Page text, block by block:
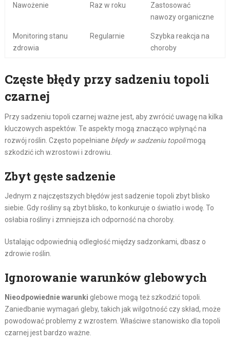
Nawożenie Raz w roku
Zastosować
nawozy organiczne
Monitoring stanu
zdrowia
Regularnie
Szybka reakcja na
choroby
Częste błędy przy sadzeniu topoli
czarnej
Przy sadzeniu topoli czarnej ważne jest, aby zwrócić uwagę na kilka
kluczowych aspektów. Te aspekty mogą znacząco wpłynąć na
rozwój roślin. Często popełniane błędy w sadzeniu topolimogą
szkodzić ich wzrostowi i zdrowiu.
Zbyt gęste sadzenie
Jednym z najczęstszych błędów jest sadzenie topoli zbyt blisko
siebie. Gdy rośliny są zbyt blisko, to konkuruje o światło i wodę. To
osłabia rośliny i zmniejsza ich odporność na choroby.
Ustalając odpowiednią odległość między sadzonkami, dbasz o
zdrowie roślin.
Ignorowanie warunków glebowych
Nieodpowiednie warunki glebowe mogą też szkodzić topoli.
Zaniedbanie wymagań gleby, takich jak wilgotność czy skład, może
powodować problemy z wzrostem. Właściwe stanowisko dla topoli
czarnej jest bardzo ważne.